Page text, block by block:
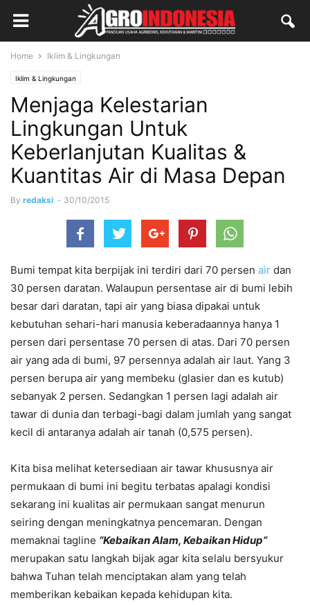
Home Iklim & Lingkungan
Iklim & Lingkungan
Menjaga Kelestarian
Lingkungan Untuk
Keberlanjutan Kualitas &
Kuantitas Air di Masa Depan
By redaksi - 30/10/2015
Bumi tempat kita berpijak ini terdiri dari 70 persen air dan
30 persen daratan. Walaupun persentase air di bumi lebih
besar dari daratan, tapi air yang biasa dipakai untuk
kebutuhan sehari-hari manusia keberadaannya hanya 1
persen dari persentase 70 persen di atas. Dari 70 persen
air yang ada di bumi, 97 persennya adalah air laut. Yang 3
persen berupa air yang membeku (glasier dan es kutub)
sebanyak 2 persen. Sedangkan 1 persen lagi adalah air
tawar di dunia dan terbagi-bagi dalam jumlah yang sangat
kecil di antaranya adalah air tanah (0,575 persen).
Kita bisa melihat ketersediaan air tawar khususnya air
permukaan di bumi ini begitu terbatas apalagi kondisi
sekarang ini kualitas air permukaan sangat menurun
seiring dengan meningkatnya pencemaran. Dengan
memaknai tagline “Kebaikan Alam, Kebaikan Hidup”
merupakan satu langkah bijak agar kita selalu bersyukur
bahwa Tuhan telah menciptakan alam yang telah
memberikan kebaikan kepada kehidupan kita.